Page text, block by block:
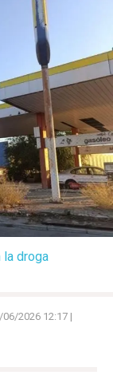
la droga
06/2026 12:17 |